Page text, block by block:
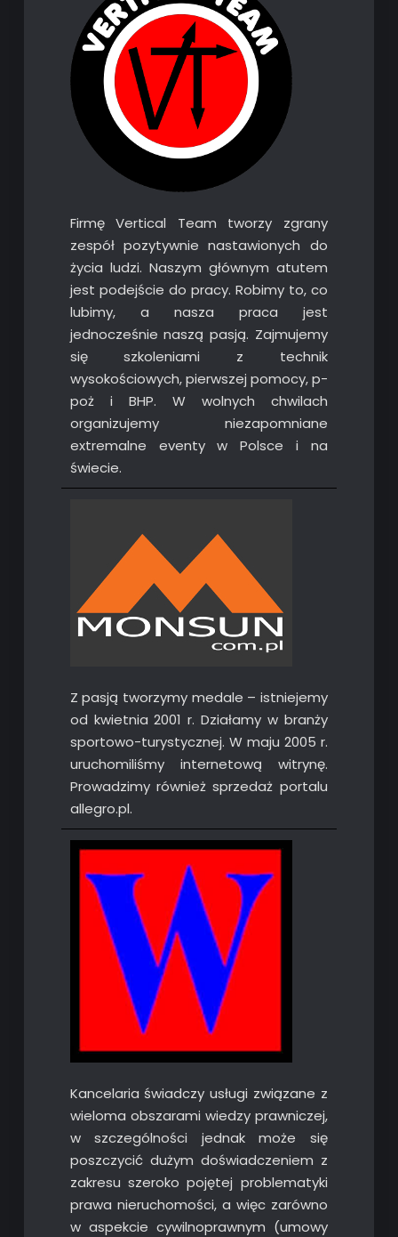
Firmę Vertical Team tworzy zgrany
zespół pozytywnie nastawionych do
życia ludzi. Naszym głównym atutem
jest podejście do pracy. Robimy to, co
lubimy, a nasza praca jest
jednocześnie naszą pasją. Zajmujemy
się szkoleniami z technik
wysokościowych, pierwszej pomocy, p-
poż i BHP. W wolnych chwilach
organizujemy niezapomniane
extremalne eventy w Polsce i na
świecie.
Z pasją tworzymy medale – istniejemy
od kwietnia 2001 r. Działamy w branży
sportowo-turystycznej. W maju 2005 r.
uruchomiliśmy internetową witrynę.
Prowadzimy również sprzedaż portalu
allegro.pl.
Kancelaria świadczy usługi związane z
wieloma obszarami wiedzy prawniczej,
w szczególności jednak może się
poszczycić dużym doświadczeniem z
zakresu szeroko pojętej problematyki
prawa nieruchomości, a więc zarówno
w aspekcie cywilnoprawnym (umowy